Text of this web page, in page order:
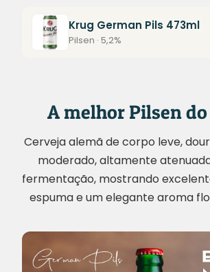
Krug German Pils 473ml
Pilsen · 5,2%
A melhor Pilsen
Cerveja alemã de corpo leve,
moderado, altamente
fermentação, mostrando
espuma e um elegante aroma